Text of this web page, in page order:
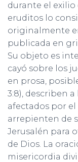
durante el exilio
eruditos lo
originalmente
publicada en
Su objeto es
cayó sobre los
en prosa,
3:8), describen
afectados por el
arrepienten de
Jerusalén para
de Dios. La
misericordia